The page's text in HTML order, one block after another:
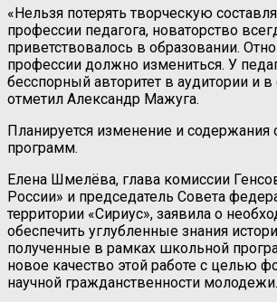
«Нельзя потерять творческую
профессии педагога, новаторство
приветствовалось в образовании.
профессии должно измениться. У
бесспорный авторитет в аудитории и
отметил Александр Мажуга.
Планируется изменение и содержания
программ.
Елена Шмелёва, глава комиссии
России» и председатель Совета
территории «Сириус», заявила о
обеспечить углубленные знания
полученные в рамках школьной
новое качество этой работе с целью
научной гражданственности молодежи.